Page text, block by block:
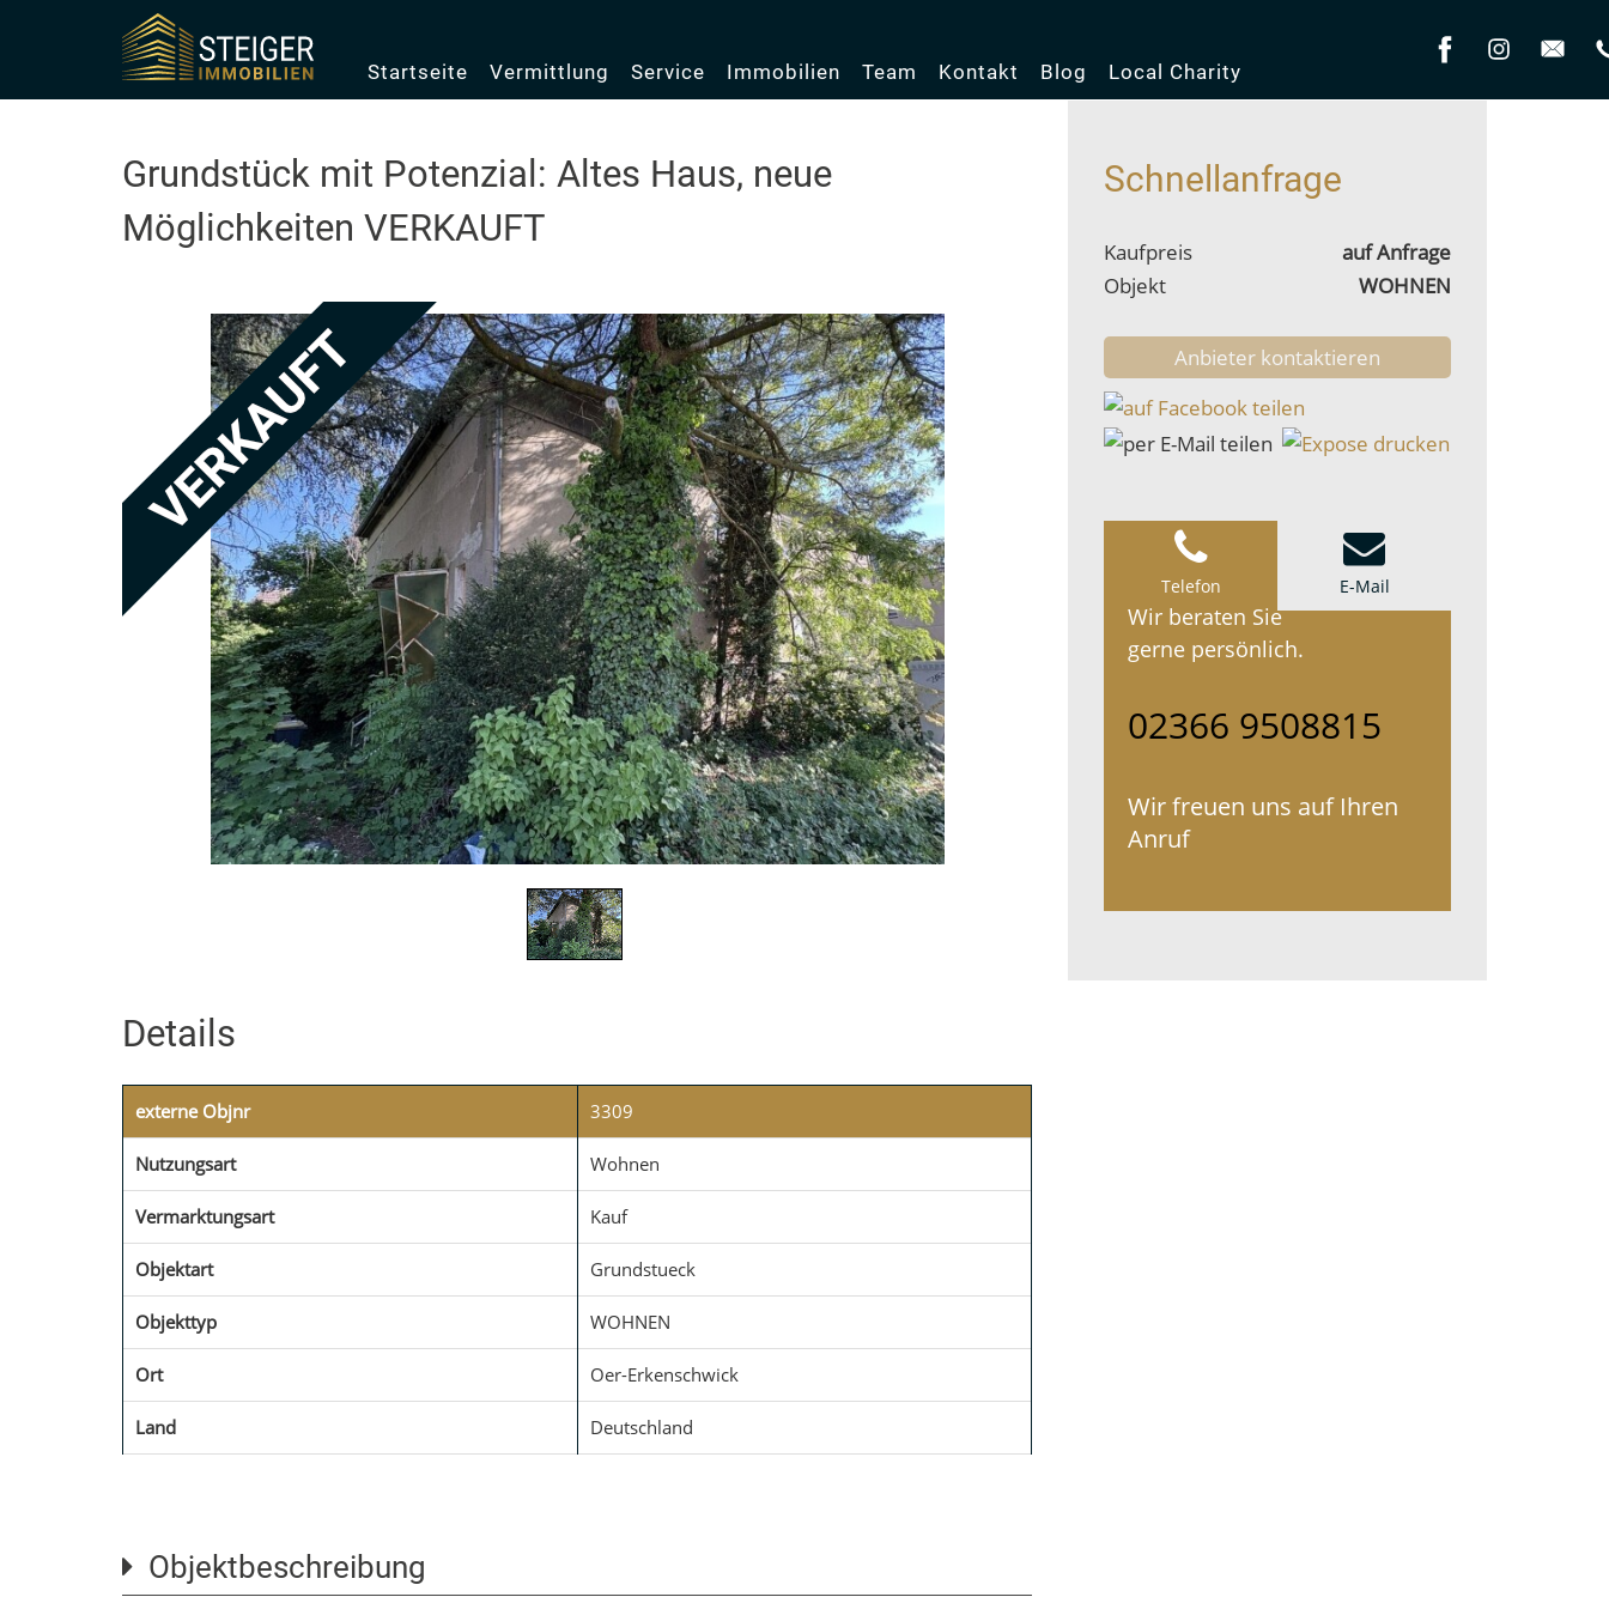
Startseite Vermittlung Service Immobilien Team Kontakt Blog Local Charity
Schnellanfrage
Kaufpreis
auf Anfrage
Objekt
WOHNEN
Telefon E-Mail
Wir beraten Sie
gerne persönlich.
02366 9508815
Wir freuen uns auf Ihren
Anruf
Grundstück mit Potenzial: Altes Haus, neue
Möglichkeiten VERKAUFT
Details
externe Objnr 3309
Nutzungsart Wohnen
Vermarktungsart Kauf
Objektart Grundstueck
Objekttyp WOHNEN
Ort Oer-Erkenschwick
Land Deutschland
Objektbeschreibung